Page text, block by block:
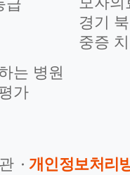
급
경기
중증
는 병원
가
개인정보처리